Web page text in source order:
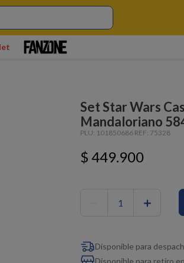
Set Star Wars
Mandaloriano
PLU: 101850686 REF: 75328
$ 449.900
＋
Disponible para
Disponible para retiro